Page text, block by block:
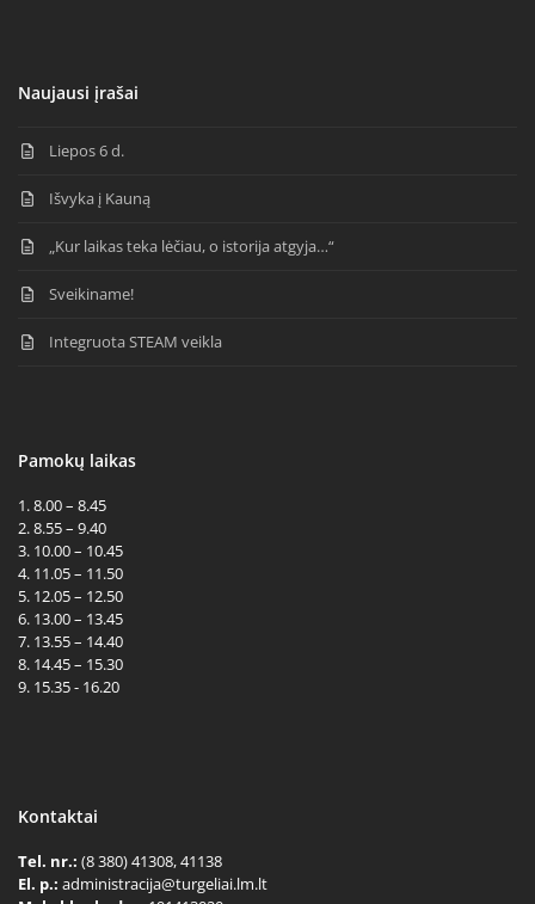
Naujausi įrašai
Liepos 6 d.
Išvyka į Kauną
„Kur laikas teka lėčiau, o istorija atgyja…“
Sveikiname!
Integruota STEAM veikla
Pamokų laikas
1. 8.00 – 8.45
2. 8.55 – 9.40
3. 10.00 – 10.45
4. 11.05 – 11.50
5. 12.05 – 12.50
6. 13.00 – 13.45
7. 13.55 – 14.40
8. 14.45 – 15.30
9. 15.35 - 16.20
Kontaktai
Tel. nr.: (8 380) 41308, 41138
El. p.: administracija@turgeliai.lm.lt